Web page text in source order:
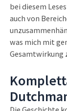
bei diesem
auch von
was mich mit
Gesamtwirkung